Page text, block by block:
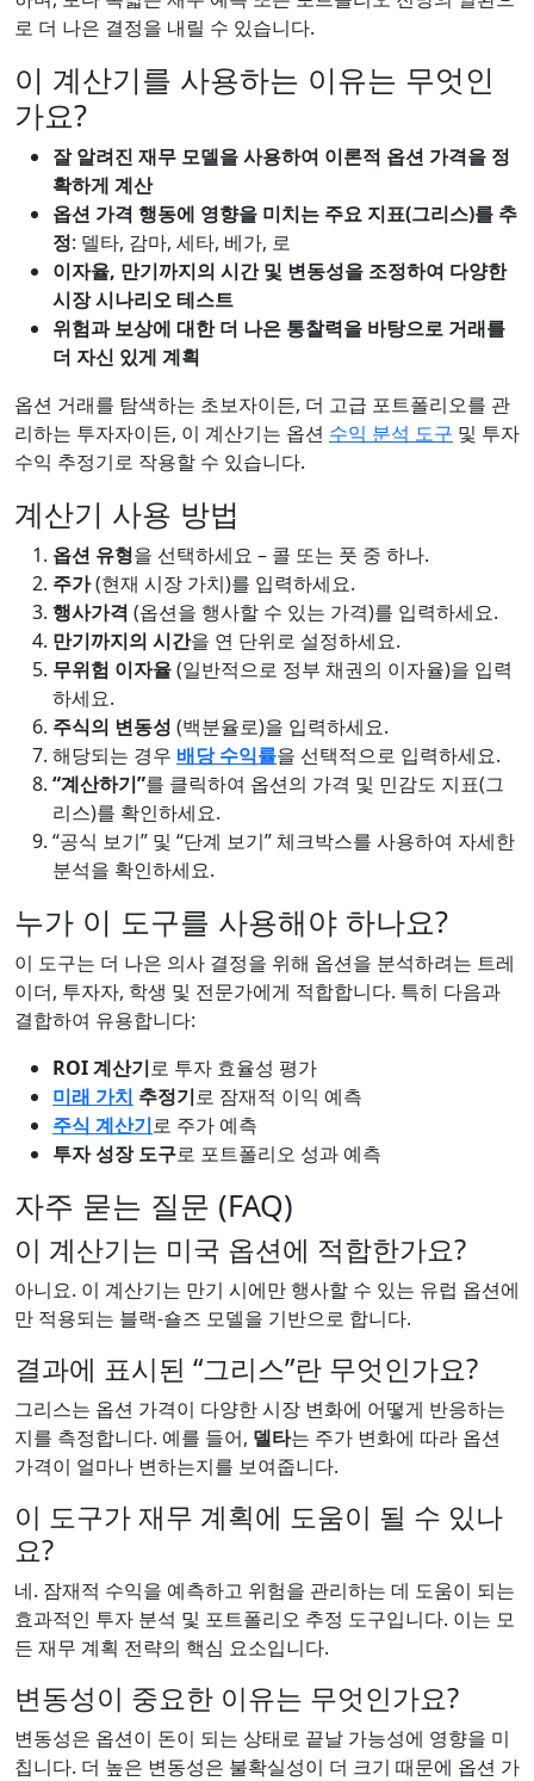
로 더 나은 결정을 내릴 수 있습니다.
이 계산기를 사용하는 이유는 무엇인
가요?
잘 알려진 재무 모델을 사용하여 이론적 옵션 가격을 정
확하게 계산
옵션 가격 행동에 영향을 미치는 주요 지표(그리스)를 추
정: 델타, 감마, 세타, 베가, 로
이자율, 만기까지의 시간 및 변동성을 조정하여 다양한
시장 시나리오 테스트
위험과 보상에 대한 더 나은 통찰력을 바탕으로 거래를
더 자신 있게 계획
옵션 거래를 탐색하는 초보자이든, 더 고급 포트폴리오를 관
리하는 투자자이든, 이 계산기는 옵션 수익 분석 도구 및 투자
수익 추정기로 작용할 수 있습니다.
계산기 사용 방법
옵션 유형을 선택하세요 – 콜 또는 풋 중 하나.
주가(현재 시장 가치)를 입력하세요.
행사가격 (옵션을 행사할 수 있는 가격)를 입력하세요.
만기까지의 시간을 연 단위로 설정하세요.
무위험 이자율(일반적으로 정부 채권의 이자율)을 입력
하세요.
주식의 변동성 (백분율로)을 입력하세요.
해당되는 경우 배당 수익률을 선택적으로 입력하세요.
“계산하기”를 클릭하여 옵션의 가격 및 민감도 지표(그
리스)를 확인하세요.
“공식 보기” 및 “단계 보기” 체크박스를 사용하여 자세한
분석을 확인하세요.
누가 이 도구를 사용해야 하나요?
이 도구는 더 나은 의사 결정을 위해 옵션을 분석하려는 트레
이더, 투자자, 학생 및 전문가에게 적합합니다. 특히 다음과
결합하여 유용합니다:
ROI 계산기로 투자 효율성 평가
미래 가치 추정기로 잠재적 이익 예측
주식 계산기로 주가 예측
투자 성장 도구로 포트폴리오 성과 예측
자주 묻는 질문 (FAQ)
이 계산기는 미국 옵션에 적합한가요?
아니요. 이 계산기는 만기 시에만 행사할 수 있는 유럽 옵션에
만 적용되는 블랙-숄즈 모델을 기반으로 합니다.
결과에 표시된 “그리스”란 무엇인가요?
그리스는 옵션 가격이 다양한 시장 변화에 어떻게 반응하는
지를 측정합니다. 예를 들어, 델타는 주가 변화에 따라 옵션
가격이 얼마나 변하는지를 보여줍니다.
이 도구가 재무 계획에 도움이 될 수 있나
요?
네. 잠재적 수익을 예측하고 위험을 관리하는 데 도움이 되는
효과적인 투자 분석 및 포트폴리오 추정 도구입니다. 이는 모
든 재무 계획 전략의 핵심 요소입니다.
변동성이 중요한 이유는 무엇인가요?
변동성은 옵션이 돈이 되는 상태로 끝날 가능성에 영향을 미
칩니다. 더 높은 변동성은 불확실성이 더 크기 때문에 옵션 가